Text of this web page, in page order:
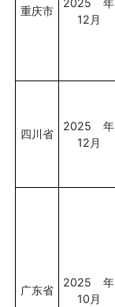
重庆市
2025 年
12月
四川省
2025 年
12月
广东省
2025 年
10月